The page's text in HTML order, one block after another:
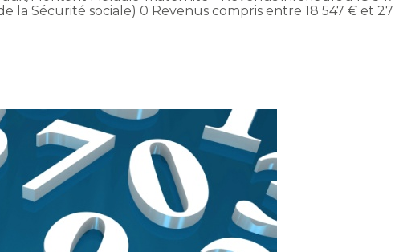
la Sécurité sociale) 0 Revenus compris entre 18 547 € et 27